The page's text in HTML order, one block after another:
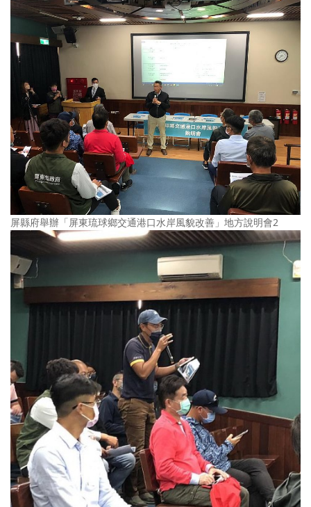
屏縣府舉辦「屏東琉球鄉交通港口水岸風貌改善」地方說明會2